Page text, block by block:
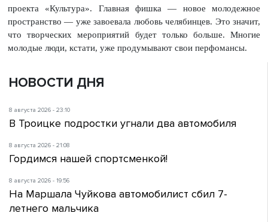
проекта «Культура». Главная фишка — новое молодежное
пространство — уже завоевала любовь челябинцев. Это значит,
что творческих мероприятий будет только больше. Многие
молодые люди, кстати, уже продумывают свои перфомансы.
НОВОСТИ ДНЯ
8 августа 2026 - 23:10
В Троицке подростки угнали два автомобиля
8 августа 2026 - 21:08
Гордимся нашей спортсменкой!
8 августа 2026 - 19:56
На Маршала Чуйкова автомобилист сбил 7-
летнего мальчика